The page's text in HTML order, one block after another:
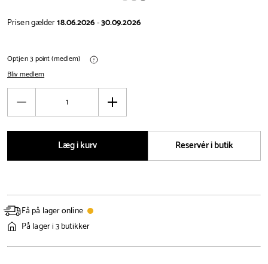
Prisen gælder18.06.2026-30.09.2026
Optjen 3 point (medlem)
Bliv medlem
Antal
Øg
Læg i kurv
Reservér i butik
Få på lager online
På lager i 3 butikker